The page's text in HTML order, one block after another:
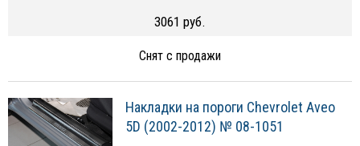
3061 руб.
Снят с продажи
Накладки на пороги Chevrolet Aveo
5D (2002-2012) № 08-1051